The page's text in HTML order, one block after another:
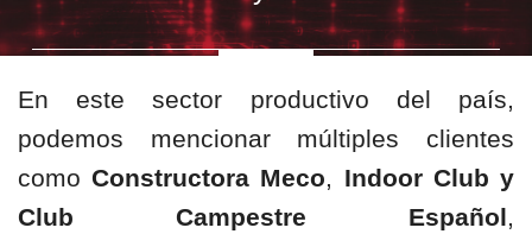
En este sector productivo del país,
podemos mencionar múltiples clientes
comoConstructora Meco, Indoor Club y
Club Campestre Español,